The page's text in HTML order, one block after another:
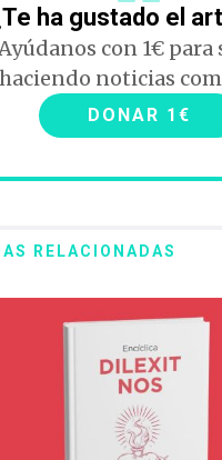
ha gustado el
con 1€ para
haciendo noticias
DONAR 1€
RELACIONADAS